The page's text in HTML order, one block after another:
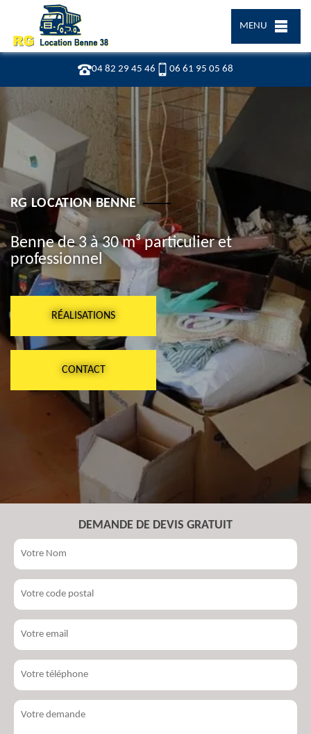
04 82 29 45 46 06 61 95 05 68
MENU
RG LOCATION BENNE
Benne de 3 à 30 m³ particulier et
professionnel
RÉALISATIONS
CONTACT
DEMANDE DE DEVIS GRATUIT